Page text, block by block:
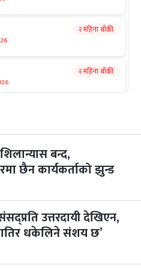
२ महिना बाँकी
२ महिना बाँकी
२ महिना बाँकी
बन्द,
छैन कार्यकर्ताको झुन्ड
उत्तरदायी देखिएन,
धकेलिने संशय छ’